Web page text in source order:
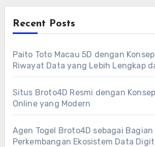
Recent Posts
Paito Toto Macau 5D dengan
Riwayat Data yang Lebih Lengkap
Situs Broto4D Resmi dengan
Online yang Modern
Agen Togel Broto4D sebagai Bagian
Perkembangan Ekosistem Data